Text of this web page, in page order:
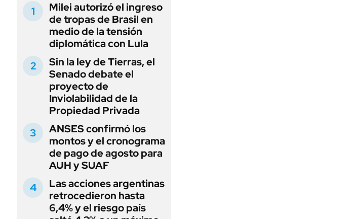
Milei autorizó el ingreso
de tropas de Brasil en
medio de la tensión
diplomática con Lula
Sin la ley de Tierras, el
Senado debate el
proyecto de
Inviolabilidad de la
Propiedad Privada
ANSES confirmó los
montos y el cronograma
de pago de agosto para
AUH y SUAF
Las acciones argentinas
retrocedieron hasta
6,4% y el riesgo país